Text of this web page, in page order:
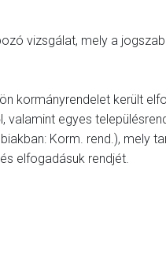
vizsgálat, mely a
kormányrendelet került
valamint egyes
Korm. rend.), mely
elfogadásuk rendjét.